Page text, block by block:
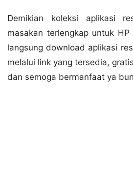
Demikian koleksi aplikasi
masakan terlengkap untuk
langsung download aplikasi
melalui link yang tersedia,
dan semoga bermanfaat ya